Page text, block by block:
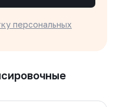
персональных